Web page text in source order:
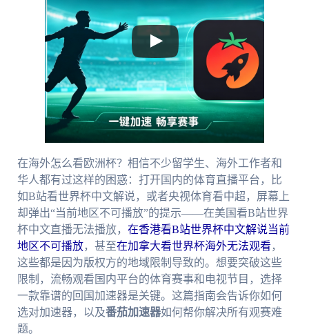
在海外怎么看欧洲杯？相信不少留学生、海外工作者和
华人都有过这样的困惑：打开国内的体育直播平台，比
如B站看世界杯中文解说，或者央视体育看中超，屏幕上
却弹出“当前地区不可播放”的提示——在美国看B站世界
杯中文直播无法播放， 在香港看B站世界杯中文解说当前
地区不可播放，甚至在加拿大看世界杯海外无法观看 ，
这些都是因为版权方的地域限制导致的。想要突破这些
限制，流畅观看国内平台的体育赛事和电视节目，选择
一款靠谱的回国加速器是关键。这篇指南会告诉你如何
选对加速器，以及番茄加速器如何帮你解决所有观赛难
题。